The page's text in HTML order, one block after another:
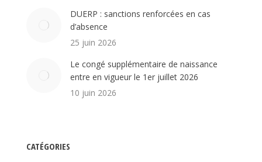
DUERP : sanctions renforcées en cas
d’absence
25 juin 2026
Le congé supplémentaire de naissance
entre en vigueur le 1er juillet 2026
10 juin 2026
CATÉGORIES